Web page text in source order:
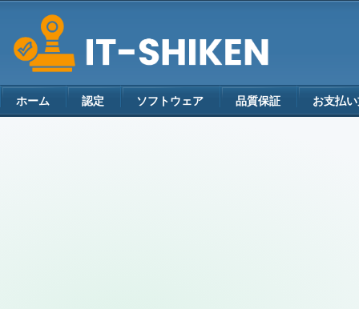
ホーム 認定 ソフトウェア 品質保証 お支払